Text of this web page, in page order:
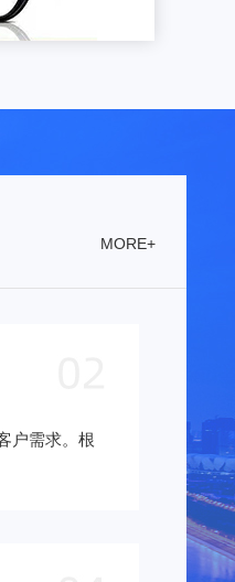
MORE+
户需求。根